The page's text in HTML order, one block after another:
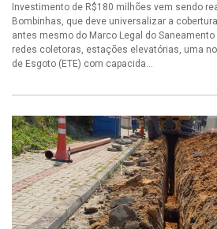
Investimento de R$180 milhões vem sendo
Bombinhas, que deve universalizar a
antes mesmo do Marco Legal do
redes coletoras, estações elevatórias, uma
de Esgoto (ETE) com capacida...